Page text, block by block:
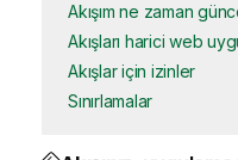
Akışım ne zaman
Akışları harici web
Akışlar için izinler
Sınırlamalar